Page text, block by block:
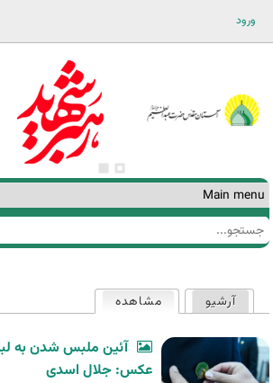
ورود
فرم
جستجو
اولیه
آرشیو مشاهده
آئین ملبس شدن به
عکس: جلال اسدی